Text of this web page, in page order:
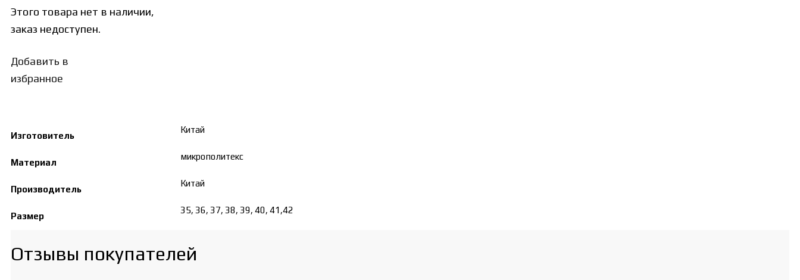
Этого товара нет в наличии,
заказ недоступен.
Добавить в
избранное
Изготовитель
Китай
Материал
микрополитекс
Производитель
Китай
Размер
35, 36, 37, 38, 39, 40, 41,42
Отзывы покупателей​